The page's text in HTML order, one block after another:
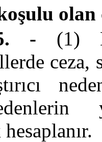
olan
- (1)
ceza,